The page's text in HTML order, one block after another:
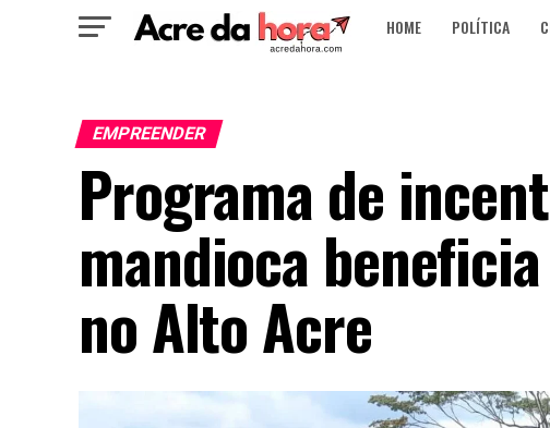
HOME POLÍTICA
EMPREENDER
Programa de
mandioca
no Alto Acre